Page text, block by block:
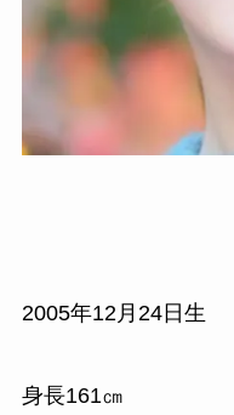
2005年12月24日生
身長161㎝